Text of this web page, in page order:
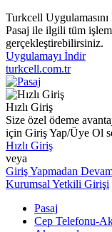
Turkcell
Pasaj ile ilgili tüm
gerçekleştirebilirsiniz.
Uygulamayı İndir
turkcell.com.tr
Hızlı Giriş
Size özel ödeme
için Giriş Yap/Üye Ol
Hızlı Giriş
veya
Giriş Yapmadan
Kurumsal Yetkili Girişi
Pasaj
Cep Telefonu-